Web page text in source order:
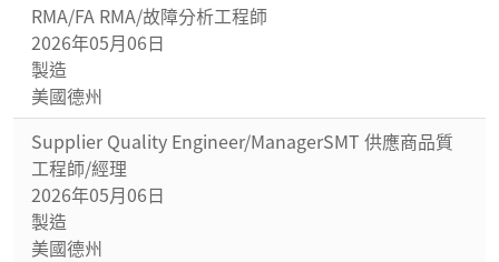
RMA/FA RMA/故障分析工程師
2026年05月06日
製造
美國德州
Supplier Quality Engineer/ManagerSMT 供應商品質
工程師/經理
2026年05月06日
製造
美國德州